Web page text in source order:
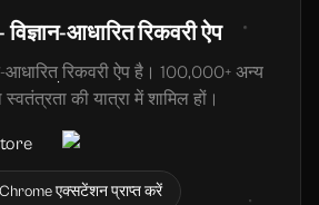
आधारित रिकवरी ऐप
आधारित रिकवरी ऐप है। 100,000+ अन्य
की यात्रा में शामिल हों।
एक्सटेंशन प्राप्त करें